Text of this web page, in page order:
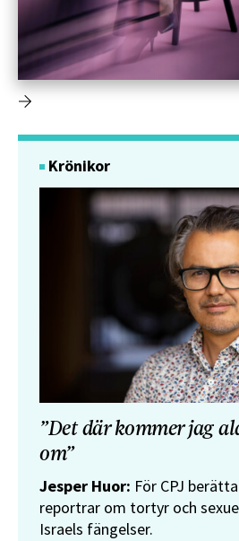
Krönikor
”Det där kommer jag
om”
Jesper Huor: För CPJ
reportrar om tortyr och
Israels fängelser.